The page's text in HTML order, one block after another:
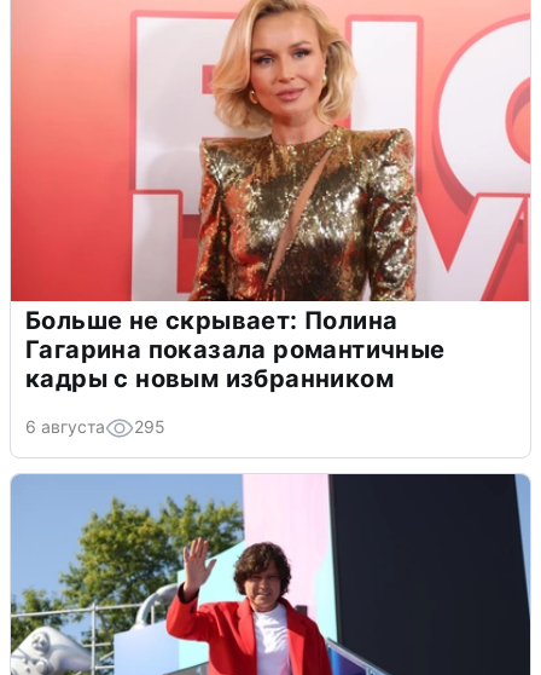
Больше не скрывает: Полина
Гагарина показала романтичные
кадры с новым избранником
6 августа 295